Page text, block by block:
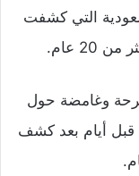
التي كشفت
عام.
وغامضة حول
أيام بعد كشف